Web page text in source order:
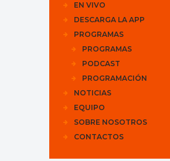
EN VIVO
DESCARGA LA APP
PROGRAMAS
PROGRAMAS
PODCAST
PROGRAMACIÓN
NOTICIAS
EQUIPO
SOBRE NOSOTROS
CONTACTOS